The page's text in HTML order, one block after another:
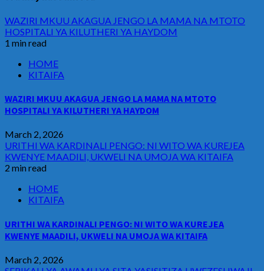
WAZIRI MKUU AKAGUA JENGO LA MAMA NA MTOTO
HOSPITALI YA KILUTHERI YA HAYDOM
1 min read
HOME
KITAIFA
WAZIRI MKUU AKAGUA JENGO LA MAMA NA MTOTO
HOSPITALI YA KILUTHERI YA HAYDOM
March 2, 2026
URITHI WA KARDINALI PENGO: NI WITO WA KUREJEA
KWENYE MAADILI, UKWELI NA UMOJA WA KITAIFA
2 min read
HOME
KITAIFA
URITHI WA KARDINALI PENGO: NI WITO WA KUREJEA
KWENYE MAADILI, UKWELI NA UMOJA WA KITAIFA
March 2, 2026